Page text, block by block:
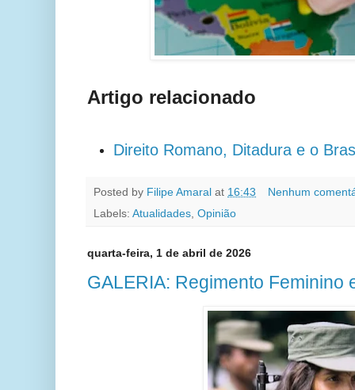
Artigo relacionado
Direito Romano, Ditadura e o
Posted by Filipe Amaral at 16:43
Nenhum
Labels: Atualidades Opinião
quarta-feira, 1 de abril de 2026
GALERIA: Regimento Feminino